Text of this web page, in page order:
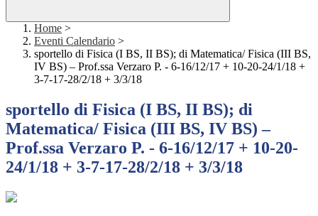
Home >
Eventi Calendario >
sportello di Fisica (I BS, II BS); di Matematica/ Fisica (III BS,
IV BS) – Prof.ssa Verzaro P. - 6-16/12/17 + 10-20-24/1/18 +
3-7-17-28/2/18 + 3/3/18
sportello di Fisica (I BS, II BS); di
Matematica/ Fisica (III BS, IV BS) –
Prof.ssa Verzaro P. - 6-16/12/17 + 10-20-
24/1/18 + 3-7-17-28/2/18 + 3/3/18